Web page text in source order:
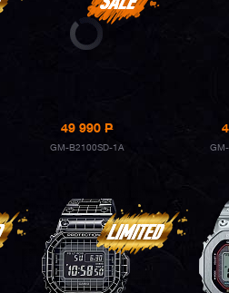
49 990P
GM-B2100SD-1A